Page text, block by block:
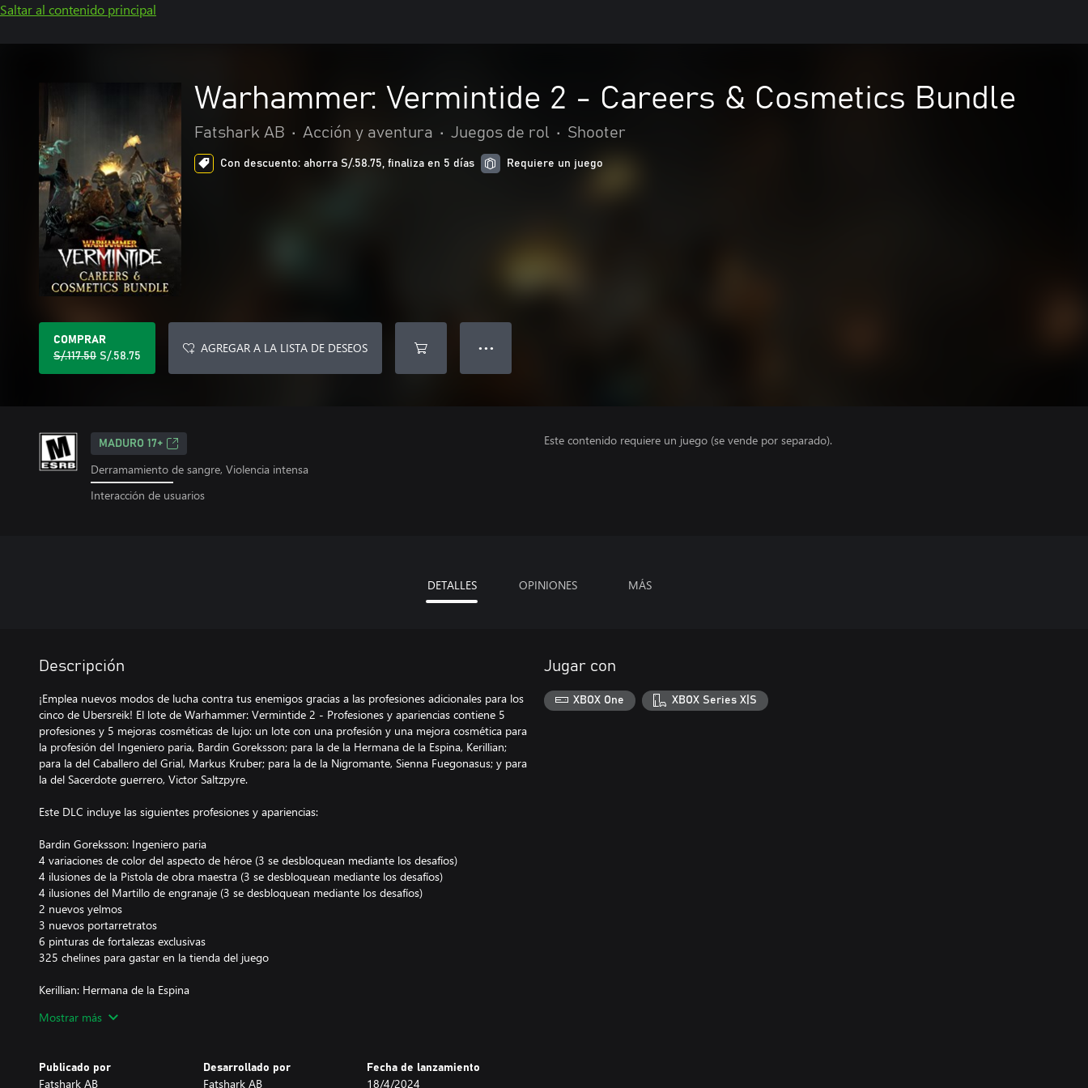
Saltar al contenido principal
Warhammer: Vermintide 2 - Careers & Cosmetics Bundle
Fatshark AB • Acción y aventura • Juegos de rol • Shooter
Con descuento: ahorra S/.58.75, finaliza en 5 días Requiere un juego
COMPRAR
S/.117.50 S/.58.75
AGREGAR A LA LISTA DE DESEOS ● ● ●
MADURO 17+
Derramamiento de sangre, Violencia intensa
Interacción de usuarios
Este contenido requiere un juego (se vende por separado).
DETALLES OPINIONES MÁS
Descripción
¡Emplea nuevos modos de lucha contra tus enemigos gracias a las profesiones adicionales para los
cinco de Ubersreik! El lote de Warhammer: Vermintide 2 - Profesiones y apariencias contiene 5
profesiones y 5 mejoras cosméticas de lujo: un lote con una profesión y una mejora cosmética para
la profesión del Ingeniero paria, Bardin Goreksson; para la de la Hermana de la Espina, Kerillian;
para la del Caballero del Grial, Markus Kruber; para la de la Nigromante, Sienna Fuegonasus; y para
la del Sacerdote guerrero, Victor Saltzpyre.
Este DLC incluye las siguientes profesiones y apariencias:
Bardin Goreksson: Ingeniero paria
4 variaciones de color del aspecto de héroe (3 se desbloquean mediante los desafíos)
4 ilusiones de la Pistola de obra maestra (3 se desbloquean mediante los desafíos)
4 ilusiones del Martillo de engranaje (3 se desbloquean mediante los desafíos)
2 nuevos yelmos
3 nuevos portarretratos
6 pinturas de fortalezas exclusivas
325 chelines para gastar en la tienda del juego
Kerillian: Hermana de la Espina
5 nuevas ilusiones del Báculo del Bosque Profundo
1 nuevo portarretratos
Mostrar más
Publicado por
Fatshark AB
Desarrollado por
Fatshark AB
Fecha de lanzamiento
18/4/2024
Jugar con
XBOX One XBOX Series X|S